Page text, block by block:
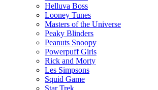
Helluva Boss
Looney Tunes
Masters of the Universe
Peaky Blinders
Peanuts Snoopy
Powerpuff Girls
Rick and Morty
Les Simpsons
Squid Game
Star Trek